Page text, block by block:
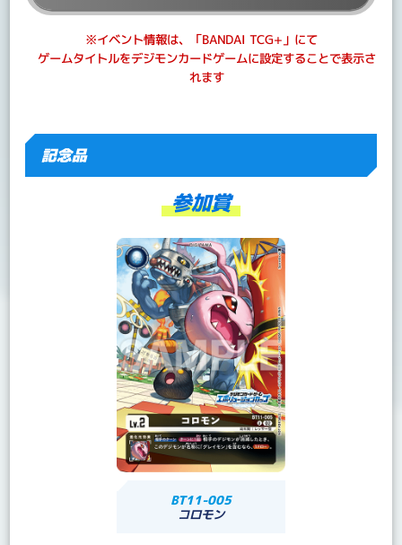
※イベント情報は、「BANDAI TCG+」にて
ゲームタイトルをデジモンカードゲームに設定することで表示さ
れます
記念品
参加賞
BT11-005
コロモン